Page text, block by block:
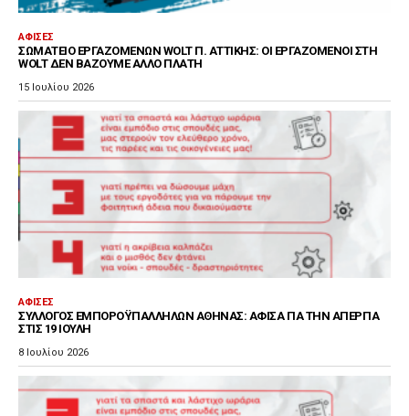
ΑΦΊΣΕΣ
ΣΩΜΑΤΕΊΟ ΕΡΓΑΖΟΜΈΝΩΝ WOLT Π. ΑΤΤΙΚΉΣ: ΟΙ ΕΡΓΑΖΌΜΕΝΟΙ ΣΤΗ
WOLT ΔΕΝ ΒΆΖΟΥΜΕ ΆΛΛΟ ΠΛΆΤΗ
15 Ιουλίου 2026
ΑΦΊΣΕΣ
ΣΎΛΛΟΓΟΣ ΕΜΠΟΡΟΫΠΑΛΛΉΛΩΝ ΑΘΉΝΑΣ: ΑΦΊΣΑ ΓΙΑ ΤΗΝ ΑΠΕΡΓΊΑ
ΣΤΙΣ 19 ΙΟΎΛΗ
8 Ιουλίου 2026